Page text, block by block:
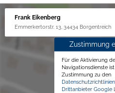
Frank Eikenberg
Emmerkertorstr. 13, 34434 Borgentreich
Zustimmung
Für die Aktivierung
Navigationsdienste
Zustimmung zu den
Drittanbieter Google